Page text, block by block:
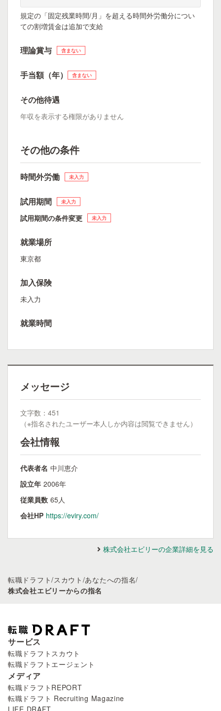
規定の「固定残業時間/月」を超える時間外労働分につい
ての割増賃金は追加で支給
理論賞与 含まない
手当額（年） 含まない
その他待遇
年収を表示する権限がありません
その他の条件
時間外労働 未入力
試用期間 未入力
試用期間の条件変更 未入力
就業場所
東京都
加入保険
未入力
就業時間
メッセージ
文字数：451
（※指名されたユーザー本人しか内容は閲覧できません）
会社情報
代表者名 中川恵介
設立年 2006年
従業員数 65人
会社HP https://eviry.com/
株式会社エビリーの企業詳細を見る
転職ドラフト/スカウト /あなたへの指名/
株式会社エビリーからの指名
サービス
転職ドラフトスカウト
転職ドラフトエージェント
メディア
転職ドラフトREPORT
転職ドラフト Recruiting Magazine